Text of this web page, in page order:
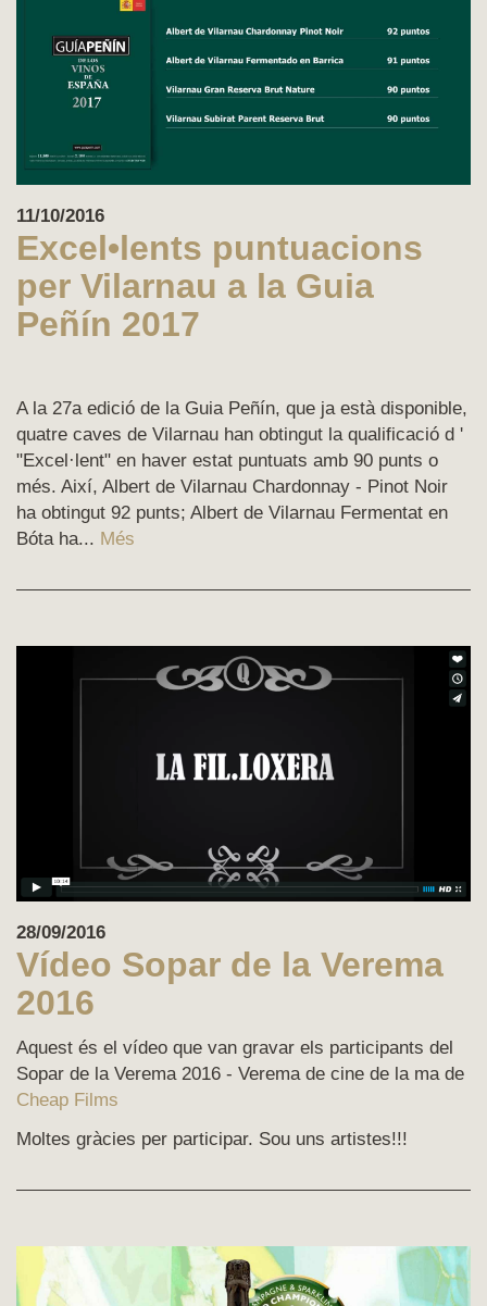
11/10/2016
Excel•lents puntuacions
per Vilarnau a la Guia
Peñín 2017
A la 27a edició de la Guia Peñín, que ja està disponible,
quatre caves de Vilarnau han obtingut la qualificació d '
"Excel·lent" en haver estat puntuats amb 90 punts o
més. Així, Albert de Vilarnau Chardonnay - Pinot Noir
ha obtingut 92 punts; Albert de Vilarnau Fermentat en
Bóta ha... Més
28/09/2016
Vídeo Sopar de la Verema
2016
Aquest és el vídeo que van gravar els participants del
Sopar de la Verema 2016 - Verema de cine de la ma de
Cheap Films
Moltes gràcies per participar. Sou uns artistes!!!